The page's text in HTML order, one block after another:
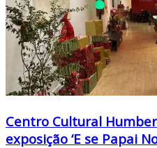
Centro Cultural
exposição ‘E se Papai